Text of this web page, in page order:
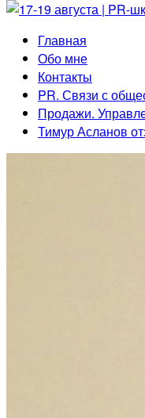
Главная
Обо мне
Контакты
PR. Связи с
Продажи.
Тимур Асланов